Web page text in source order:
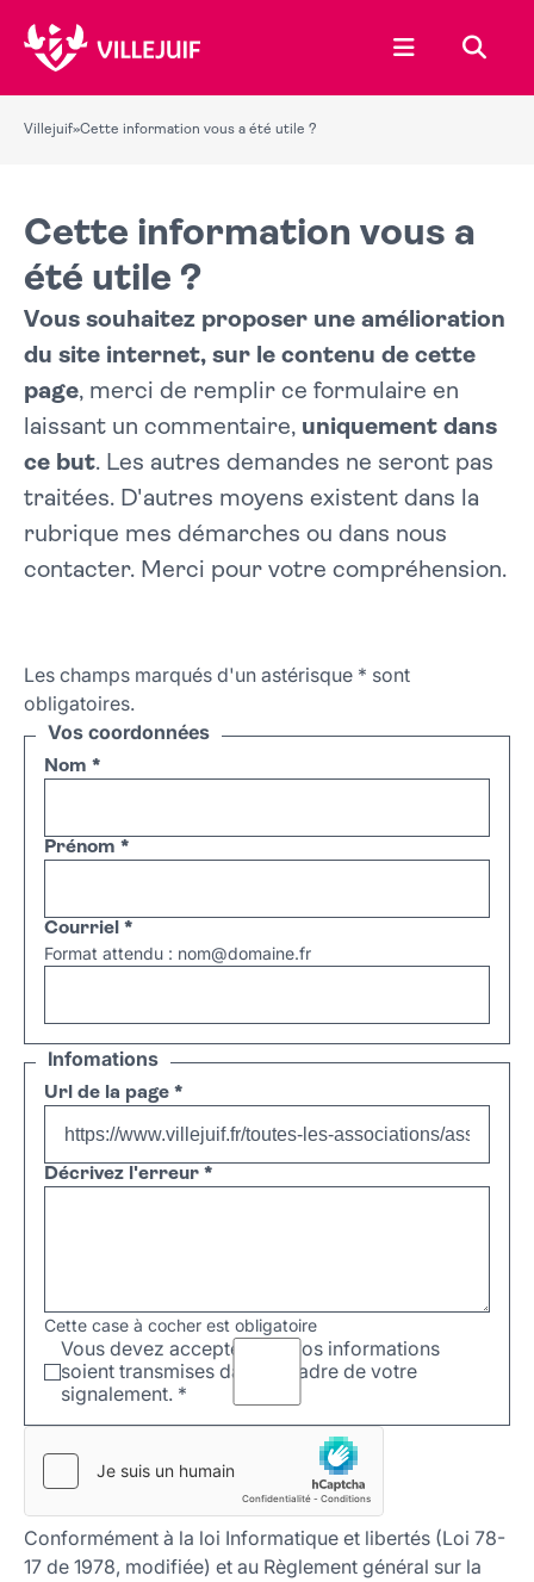
Ouvrir le
Villejuif»Cette information vous a été utile ?
Cette information vous a
été utile ?
Vous souhaitez proposer une amélioration
du site internet, sur le contenu de cette
page, merci de remplir ce formulaire en
laissant un commentaire, uniquement dans
ce but. Les autres demandes ne seront pas
traitées. D'autres moyens existent dans la
rubrique mes démarches ou dans nous
contacter. Merci pour votre compréhension.
Les champs marqués d'un astérisque * sont
obligatoires.
Vos coordonnées
Nom *
Prénom *
Courriel *
Format attendu : nom@domaine.fr
Infomations
Url de la page *
Décrivez l'erreur *
Cette case à cocher est obligatoire
Vous devez accepter que vos informations
soient transmises dans le cadre de votre
signalement. *
Conformément à la loi Informatique et libertés (Loi 78-
17 de 1978, modifiée) et au Règlement général sur la